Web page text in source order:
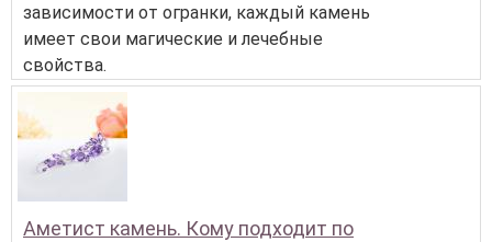
зависимости от огранки, каждый камень
имеет свои магические и лечебные
свойства.
Аметист камень. Кому подходит по